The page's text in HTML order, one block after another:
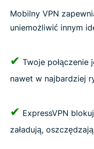
Mobilny VPN
uniemożliwić innym
✔ Twoje połączenie
nawet w najbardziej
✔ ExpressVPN
załadują,